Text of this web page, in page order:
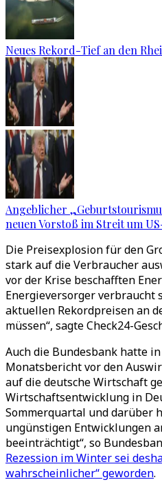
Neues Rekord-Tief an den
Angeblicher
neuen Vorstoß im Streit um
Die Preisexplosion für den
stark auf die Verbraucher
vor der Krise beschafften
Energieversorger verbraucht
aktuellen Rekordpreisen an
müssen“, sagte Check24-
Auch die Bundesbank hatte
Monatsbericht vor den
auf die deutsche Wirtschaft
Wirtschaftsentwicklung in
Sommerquartal und darüber
ungünstigen Entwicklungen
beeinträchtigt“, so
Rezession im Winter sei
wahrscheinlicher“ geworden.